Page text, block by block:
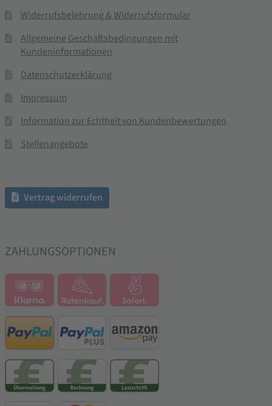
Widerrufsbelehrung & Widerrufsformular
Allgemeine Geschäftsbedingungen mit
Kundeninformationen
Datenschutzerklärung
Impressum
Information zur Echtheit von Kundenbewertungen
Stellenangebote
Vertrag widerrufen
ZAHLUNGSOPTIONEN